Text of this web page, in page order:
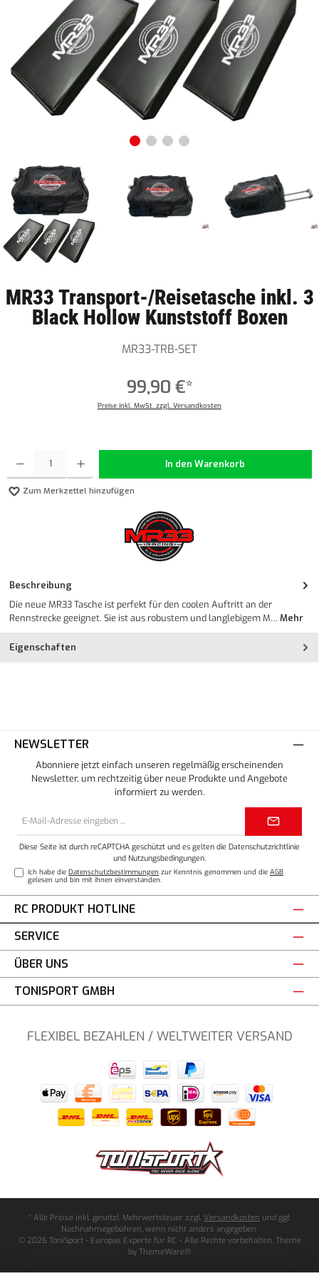
MR33 Transport-/Reisetasche inkl. 3
Black Hollow Kunststoff Boxen
MR33-TRB-SET
99,90 €*
Preise inkl. MwSt. zzgl. Versandkosten
In den Warenkorb
Zum Merkzettel hinzufügen
Beschreibung
Die neue MR33 Tasche ist perfekt für den coolen Auftritt an der
Rennstrecke geeignet. Sie ist aus robustem und langlebigem M…Mehr
Eigenschaften
NEWSLETTER
Abonniere jetzt einfach unseren regelmäßig erscheinenden
Newsletter, um rechtzeitig über neue Produkte und Angebote
informiert zu werden.
Diese Seite ist durch reCAPTCHA geschützt und es gelten die Datenschutzrichtlinie
und Nutzungsbedingungen
Ich habe dieDatenschutzbestimmungen zur Kenntnis genommen und dieAGB
gelesen und bin mit ihnen einverstanden.
RC PRODUKT HOTLINE
SERVICE
ÜBER UNS
TONISPORT GMBH
FLEXIBEL BEZAHLEN / WELTWEITER VERSAND
* Alle Preise inkl. gesetzl. Mehrwertsteuer zzgl. Versandkosten und ggf.
Nachnahmegebühren, wenn nicht anders angegeben.
© 2026 ToniSport - Europas Experte für RC - Alle Rechte vorbehalten. Theme
by ThemeWare®